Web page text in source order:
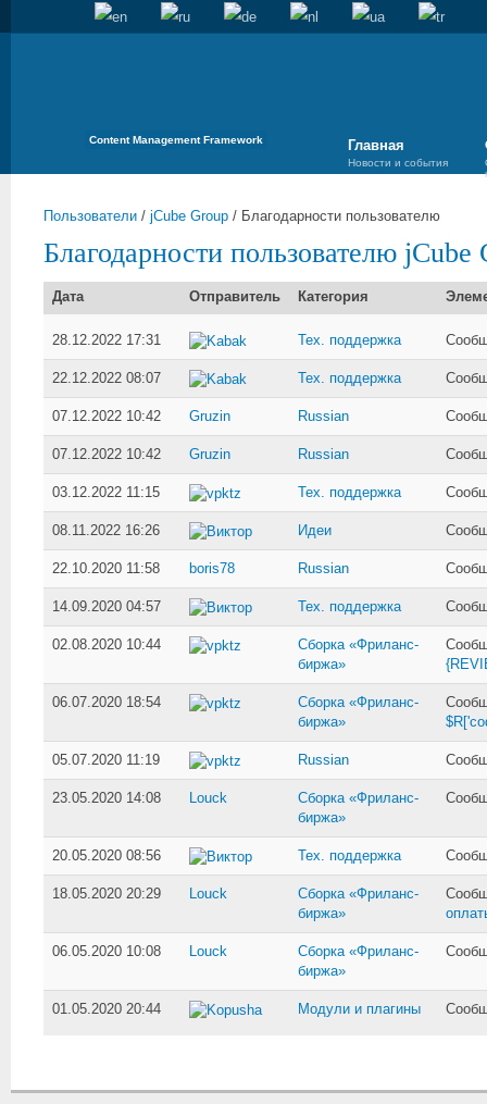
Content Management Framework Главная
Новости и события
Пользователи / jCube Group / Благодарности пользователю
Благодарности пользователю jCube
Дата Отправитель Категория
28.12.2022 17:31 Kabak Тех. поддержка
22.12.2022 08:07 Kabak Тех. поддержка
07.12.2022 10:42 Gruzin Russian
07.12.2022 10:42 Gruzin Russian
03.12.2022 11:15 vpktz Тех. поддержка
08.11.2022 16:26 Виктор Идеи
22.10.2020 11:58 boris78 Russian
14.09.2020 04:57 Виктор Тех. поддержка
02.08.2020 10:44 vpktz
Сборка «Фриланс-
биржа»
06.07.2020 18:54 vpktz
Сборка «Фриланс-
биржа»
05.07.2020 11:19 vpktz Russian
23.05.2020 14:08 Louck
Сборка «Фриланс-
биржа»
20.05.2020 08:56 Виктор Тех. поддержка
18.05.2020 20:29 Louck
Сборка «Фриланс-
биржа»
06.05.2020 10:08 Louck
Сборка «Фриланс-
биржа»
01.05.2020 20:44 Kopusha Модули и плагины